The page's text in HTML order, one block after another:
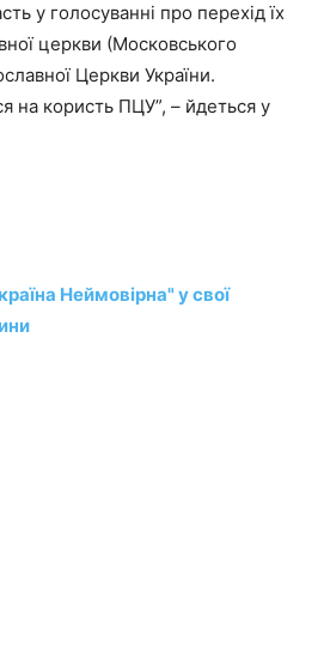
у голосуванні про перехід їх
церкви (Московського
Церкви України.
на користь ПЦУ”, – йдеться у
Неймовірна" у свої